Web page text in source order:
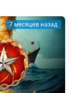
7 месяцев назад